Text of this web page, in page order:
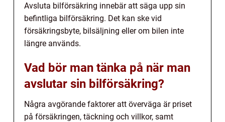
Avsluta bilförsäkring innebär att säga upp sin
befintliga bilförsäkring. Det kan ske vid
försäkringsbyte, bilsäljning eller om bilen inte
längre används.
Vad bör man tänka på när man
avslutar sin bilförsäkring?
Några avgörande faktorer att överväga är priset
på försäkringen, täckning och villkor, samt